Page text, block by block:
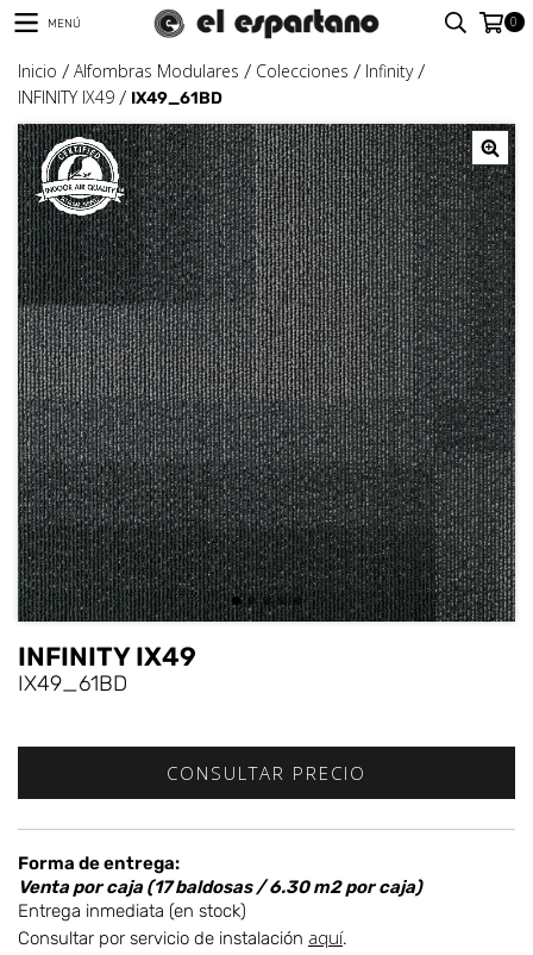
MENÚ 0
Inicio / Alfombras Modulares / Colecciones / Infinity /
INFINITY IX49 / IX49_61BD
INFINITY IX49
IX49_61BD
Forma de entrega:
Venta por caja (17 baldosas / 6.30 m2 por caja)
Entrega inmediata (en stock)
Consultar por servicio de instalación aquí.